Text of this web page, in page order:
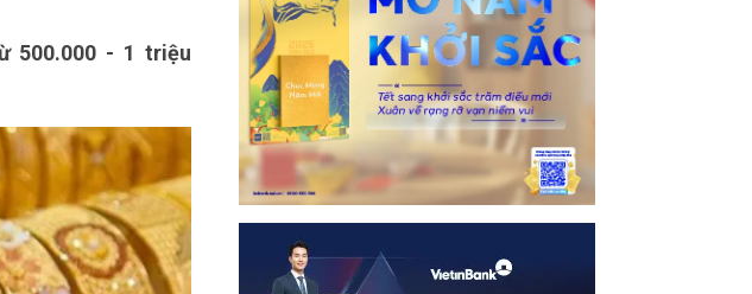
500.000 - 1 triệu